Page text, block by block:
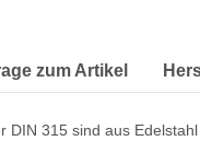
zum Artikel
DIN 315 sind aus